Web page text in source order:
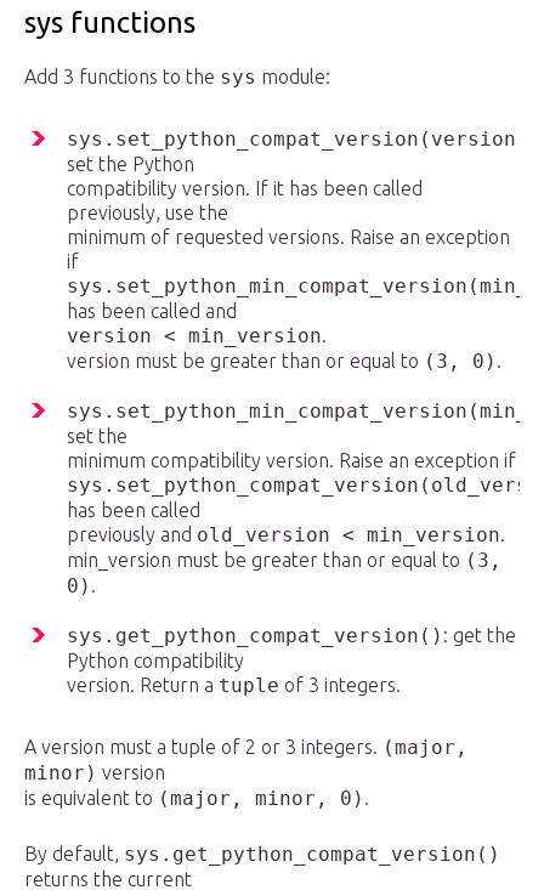
sys functions
Add 3 functions to the sys module:
sys.set_python_compat_version(version)
set the Python
compatibility version. If it has been called
previously, use the
minimum of requested versions. Raise an exception
if
has been called and
version < min_version.
version must be greater than or equal to (3, 0) .
set the
minimum compatibility version. Raise an exception if
has been called
previously and old_version < min_version.
min_version must be greater than or equal to (3,
0) .
sys.get_python_compat_version() : get the
Python compatibility
version. Return a tuple of 3 integers.
A version must a tuple of 2 or 3 integers. (major,
minor) version
is equivalent to (major, minor, 0) .
By default, sys.get_python_compat_version()
returns the current